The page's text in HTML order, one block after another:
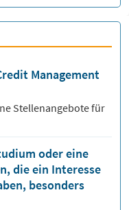
Management
Stellenangebote für
oder eine
die ein Interesse
besonders